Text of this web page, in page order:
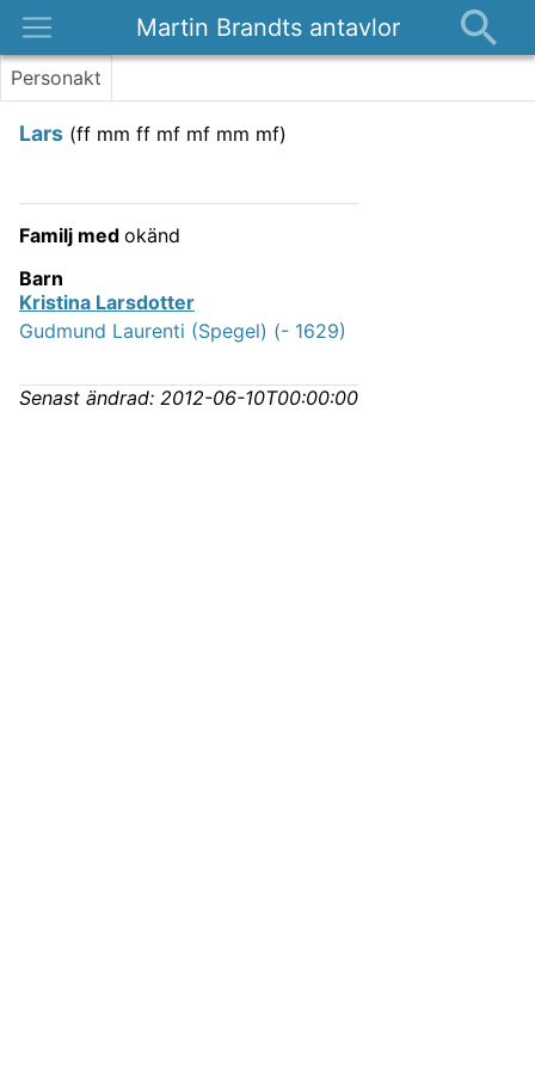
Martin Brandts antavlor
Platser
Personakt
Lars (ff mm ff mf mf mm mf)
Familj med okänd
Barn
Kristina Larsdotter
Gudmund Laurenti (Spegel) (- 1629)
Senast ändrad: 2012-06-10T00:00:00